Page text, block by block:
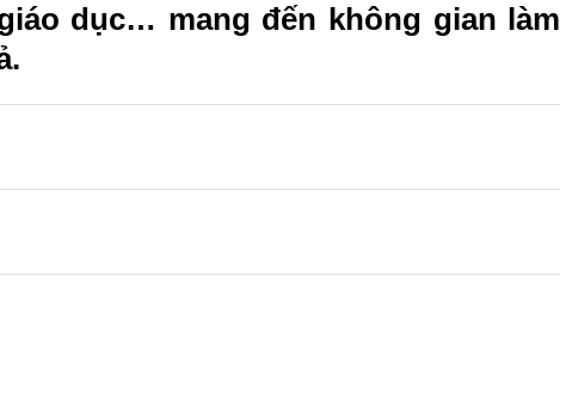
dục… mang đến không gian làm